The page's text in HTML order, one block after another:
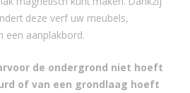
deze verf uw meubels,
een aanplakbord.
de ondergrond niet hoeft
of van een grondlaag hoeft